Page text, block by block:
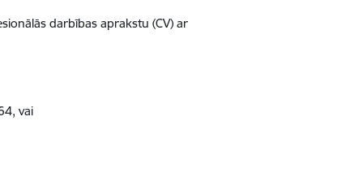
darbības aprakstu (CV) ar
vai